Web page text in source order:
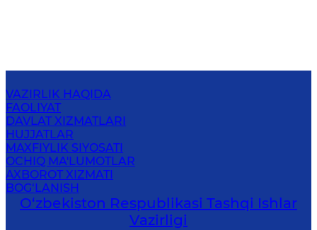
VAZIRLIK HAQIDA
FAOLIYAT
DAVLAT XIZMATLARI
HUJJATLAR
MAXFIYLIK SIYOSATI
OCHIQ MA'LUMOTLAR
AXBOROT XIZMATI
BOG‘LANISH
O‘zbеkistоn Rеspublikаsi Tashqi Ishlаr
Vаzirligi